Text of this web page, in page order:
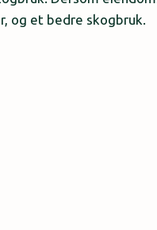
og et bedre skogbruk.